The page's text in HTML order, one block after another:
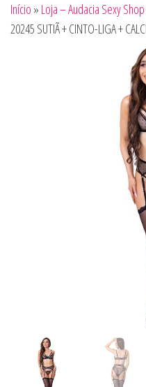
Início » Loja – Audacia Sexy Shop
20245 SUTIÃ + CINTO-LIGA +